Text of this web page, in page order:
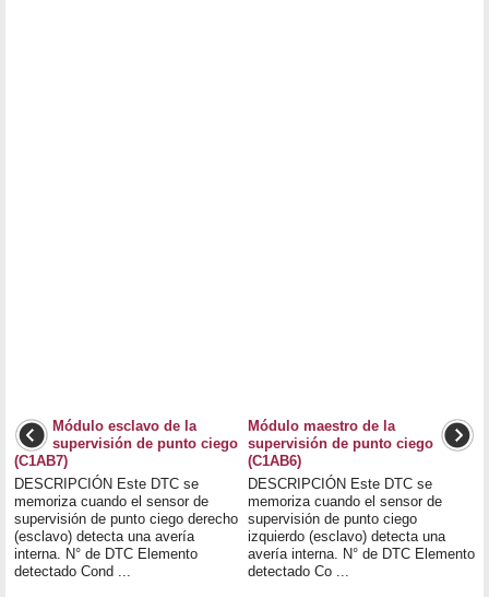
Módulo esclavo de la
supervisión de punto ciego
(C1AB7)
DESCRIPCIÓN Este DTC se
memoriza cuando el sensor de
supervisión de punto ciego derecho
(esclavo) detecta una avería
interna. N° de DTC Elemento
detectado Cond ...
Módulo maestro de la
supervisión de punto ciego
(C1AB6)
DESCRIPCIÓN Este DTC se
memoriza cuando el sensor de
supervisión de punto ciego
izquierdo (esclavo) detecta una
avería interna. N° de DTC Elemento
detectado Co ...